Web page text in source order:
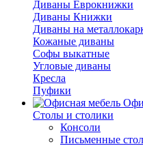
Диваны Еврокнижки
Диваны Книжки
Диваны на
Кожаные диваны
Софы выкатные
Угловые диваны
Кресла
Пуфики
Столы и столики
Консоли
Письменные